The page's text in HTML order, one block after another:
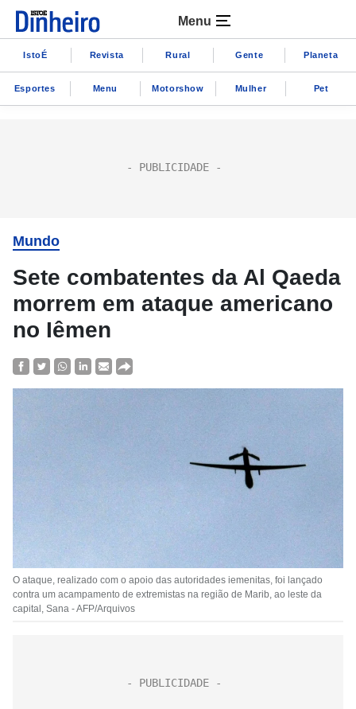
Menu
IstoÉ Revista Rural Gente Planeta
Esportes Menu Motorshow Mulher Pet
Mundo
Sete combatentes da Al Qaeda
morrem em ataque americano
no Iêmen
O ataque, realizado com o apoio das autoridades iemenitas, foi lançado
contra um acampamento de extremistas na região de Marib, ao leste da
capital, Sana - AFP/Arquivos